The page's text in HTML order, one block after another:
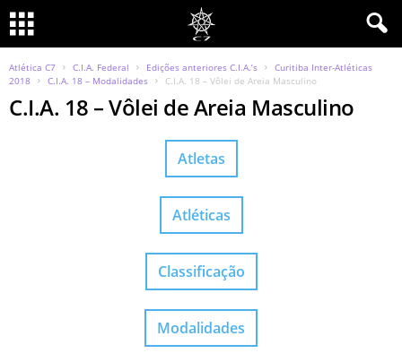
Atlética C7 C.I.A. Federal Edições anteriores C.I.A.’s
Curitiba Inter-Atléticas
2018
C.I.A. 18 – Modalidades C.I.A. 18 – Vôlei de Areia Masculino
C.I.A. 18 – Vôlei de Areia Masculino
Atletas
Atléticas
Classificação
Modalidades